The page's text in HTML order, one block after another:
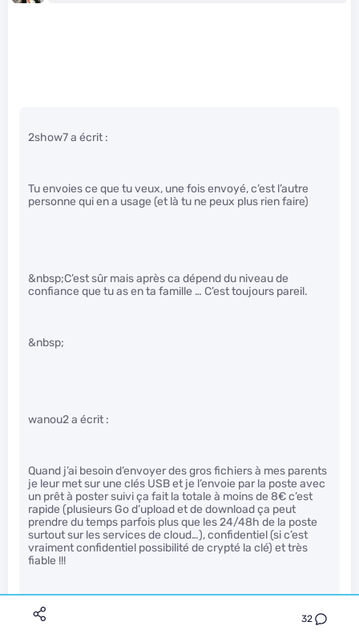
32
2show7 a écrit :
Tu envoies ce que tu veux, une fois envoyé, c’est l’autre
personne qui en a usage (et là tu ne peux plus rien faire)
&nbsp;C’est sûr mais après ca dépend du niveau de
confiance que tu as en ta famille … C’est toujours pareil.
&nbsp;
wanou2 a écrit :
Quand j’ai besoin d’envoyer des gros fichiers à mes parents
je leur met sur une clés USB et je l’envoie par la poste avec
un prêt à poster suivi ça fait la totale à moins de 8€ c’est
rapide (plusieurs Go d’upload et de download ça peut
prendre du temps parfois plus que les 24/48h de la poste
surtout sur les services de cloud…), confidentiel (si c’est
vraiment confidentiel possibilité de crypté la clé) et très
fiable !!!